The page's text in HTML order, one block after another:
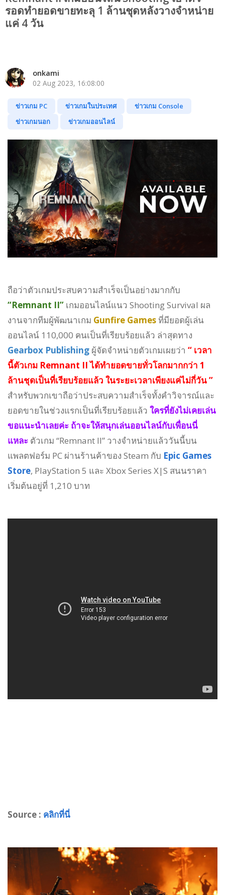
รอดทำยอดขายทะลุ 1 ล้านชุดหลังวางจำหน่าย
แค่ 4 วัน
onkami
02 Aug 2023, 16:08:00
ข่าวเกม PC ข่าวเกมในประเทศ
ข่าวเกม Console
ข่าวเกมนอก
ข่าวเกมออนไลน์
ถือว่าตัวเกมประสบความสำเร็จเป็นอย่างมากกับ
“Remnant II” เกมออนไลน์แนว Shooting Survival ผล
งานจากทีมผู้พัฒนาเกม Gunfire Gamesที่มียอดผู้เล่น
ออนไลน์ 110,000 คนเป็นที่เรียบร้อยแล้ว ล่าสุดทาง
Gearbox Publishing ผู้จัดจำหน่ายตัวเกมเผยว่า “ เวลา
นี้ตัวเกม Remnant II ได้ทำยอดขายทั่วโลกมากกว่า 1
ล้านชุดเป็นที่เรียบร้อยแล้ว ในระยะเวลาเพียงแค่ไม่กี่วัน ”
สำหรับพวกเขาถือว่าประสบความสำเร็จทั้งคำวิจารณ์และ
ยอดขายในช่วงแรกเป็นที่เรียบร้อยแล้ว ใครที่ยังไม่เคยเล่น
ขอแนะนำเลยค่ะ ถ้าจะให้สนุกเล่นออนไลน์กับเพื่อนนี่
แหละ ตัวเกม “Remnant II” วางจำหน่ายแล้ววันนี้บน
แพลตฟอร์ม PC ผ่านร้านค้าของ Steam กับ Epic Games
Store, PlayStation 5 และ Xbox Series X|S สนนราคา
เริ่มต้นอยู่ที่ 1,210 บาท
Source : คลิกที่นี่